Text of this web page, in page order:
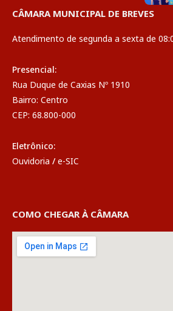
CÂMARA MUNICIPAL DE BREVES
Atendimento de segunda a sexta de
Presencial:
Rua Duque de Caxias Nº 1910
Bairro: Centro
CEP: 68.800-000
Eletrônico:
Ouvidoria / e-SIC
COMO CHEGAR À CÂMARA